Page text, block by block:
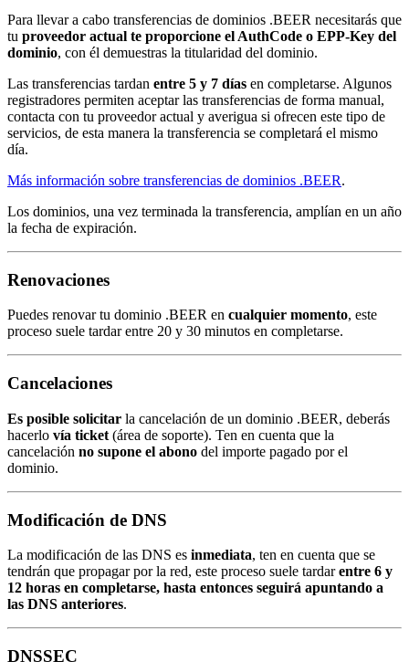
Para llevar a cabo transferencias de dominios .BEER necesitarás que
tu proveedor actual te proporcione el AuthCode o EPP-Key del
dominio, con él demuestras la titularidad del dominio.
Las transferencias tardan entre 5 y 7 días en completarse. Algunos
registradores permiten aceptar las transferencias de forma manual,
contacta con tu proveedor actual y averigua si ofrecen este tipo de
servicios, de esta manera la transferencia se completará el mismo
día.
Más información sobre transferencias de dominios .BEER.
Los dominios, una vez terminada la transferencia, amplían en un año
la fecha de expiración.
Renovaciones
Puedes renovar tu dominio .BEER en cualquier momento, este
proceso suele tardar entre 20 y 30 minutos en completarse.
Cancelaciones
Es posible solicitar la cancelación de un dominio .BEER, deberás
hacerlo vía ticket (área de soporte). Ten en cuenta que la
cancelación no supone el abono del importe pagado por el
dominio.
Modificación de DNS
La modificación de las DNS es inmediata, ten en cuenta que se
tendrán que propagar por la red, este proceso suele tardarentre 6 y
12 horas en completarse, hasta entonces seguirá apuntando a
las DNS anteriores.
DNSSEC